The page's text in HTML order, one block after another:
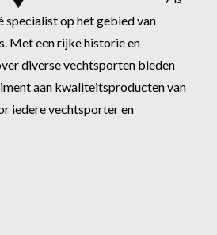
op het gebied van
Met een rijke historie en
diverse vechtsporten bieden
aan kwaliteitsproducten van
iedere vechtsporter en